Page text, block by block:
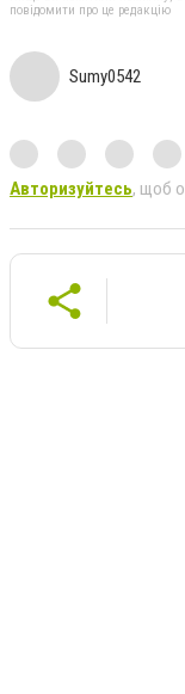
повідомити про це редакцію
Sumy0542
Авторизуйтесь, щоб